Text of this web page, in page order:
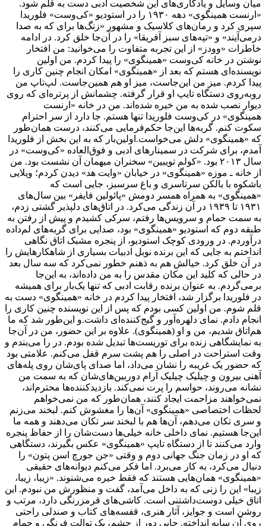
میان وسایل و یادگاری‌های این شخصیت ادبی دست به قلم شود.
«ارنست همینگوی» دهه ۱۹۳۰ را در استودیو «کی‌وست» فلوریدا
سپری کرد و رمان‌های کلاسیک و مشهور «زنگ‌ها برای که به صدا
درمی‌آیند» و «تپه‌های سبز آفریقا» را در آن‌جا خلق کرد. در ادامه
خاطرات «وودز» از این تجربه متفاوت را می‌خوانید: من افتخار
نوشتن در خانه کی‌وست «همینگوی» را پیدا کردم. من اولین
نویسنده‌ای هستم که بعد از «همینگوی» امکان انجام چنین کاری را
پیدا کردم. میز من این‌جاست، میز او هم همین‌جاست. لپ‌تاپ‌ من
روبه‌روی دستگاه تایپ او قرار گرفته. چشمانش از پرتره‌ای که روی
دیوار نصب شده به من خیره شده‌اند. من در خانه «ارنست
همینگوی» در کی‌وست فلوریدا تنها هستم. جا دارد از سر احترام
سکوت کنم. گربه‌ها این‌جا حکم‌فرمایی می‌کنند، درست همان‌طور
که «همینگوی» دلش می‌خواست.اولین‌بار که به این بخش از فلوریدا
آمدم، برای شرکت در سمینارهای ادبی و فوق‌العاده «کی‌وست» در
سال ۲۰۱۳ بود. «کولم تویبین» سخنران میهمان آن نشست بود. من
از خانه ـ موزه «همینگوی» در خیابان «وایت هد» دیدن کردم؛ ویلایی
باشکوه با بالکن سرتاسری و باغ سرسبز، جایی است که
«همینگوی» به همراه همسر دومش «پائولین فایفر» بین سال‌های
۱۹۳۱ تا ۱۹۳۹ در آن زندگی می‌کرد. در اتاق‌های دلپذیر گشتی زدم،
به سمت حمام و سرویس‌ها رفتم، سرکی کشیدم و پیش از رفتن به
طبقه دوم که استودیو «همینگوی» بود، صدایی برای گربه‌های لم‌داده
درآوردم. در ورودی کوچک استودیو، از پنجره مشبک اتاق نگاهی
انداختم به جایی که این برنده نوبل ادبیات بسیاری از شاهکارهایش را
در آن خلق کرد. خیالش هم به ذهنم خطور نمی‌کرد که سه سال بعد
در حالی که کلید این مکان مقدس را به من داده‌اند، به این‌جا
برمی‌گردم. به عنوان برنده رقابت ادبی که تنها یک‌بار برای همیشه
در فلوریدا برگزار شد، افتخار پیدا کردم در خانه «همینگوی» دست به
قلم شوم. من اولین کسی بودم که پس از این نویسنده چنین کاری را
انجام دادم. نمای دلهره‌آور و گیج‌کننده‌ای داشت.و این‌طور شد که ما
هم‌اتاق شدیم، من و او (همینگوی). علاوه بر این حضور، من در آن‌جا
به نمایشگاهی زنده برای توریست‌ها تبدیل شده بودم. در را می‌بندم و
وقت استراحت در اصلی را هم پشت سرم قفل می‌کنم. علامتی بود
که حضور یک غریبه را نشان می‌داد، اما صدای پای‌شان روی پله‌های
آهنی بیرون و چیلیک چیلیک آرام دوربین‌های‌شان که به سمت من
نشانه می‌روند، حواسم را پرت نمی‌کند. بازدیدکننده‌ها محترم‌اند،
نمی‌خواهند مزاحمت ایجاد کنند، همان‌طور که من نمی‌خواهم
لحظات اختصاصی «همینگوی» آن‌ها را مغشوش کنم. لبخند می‌زنم
و سری تکان می‌دهم، آن‌ها هم با لبخند سر تکان می‌دهند و همه ما
این‌جا هستیم. نمای داخلی خانه خیلی‌ها دست‌شان را از حفاظ پنجره
وارد می‌کنند تا از دستگاه تایپ «همینگوی» عکس بگیرند، دستگاهی
که او در زمان جنگ جهانی دوم و وقتی «جن جورچ اسن پتون» را
دنبال می‌کرد، به کار می‌برد. اما فکر می‌کنم دیوانه‌های حقیقی
«همینگوی» همان‌هایی هستند که فقط خیره می‌شنوند. «زیبا، زیبا،
زیبا» این را زنی که به داخل می‌آمد، گفت و منظورش من نبودم. این
اتاق خیلی دوست‌داشتنی است. کاشی‌های قرمزرنگی دارد، مرتب و
روشن است و جوایز، آثار هنری، قفسه‌های کتاب و صندلی‌ راحتی
روی آن سایه انداخته. جایی دور از چشم، یک توالت فرنگی و حمام